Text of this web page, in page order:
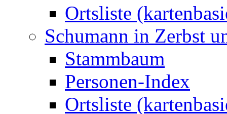
Ortsliste
Schumann in Zerbst
Stammbaum
Personen-Index
Ortsliste